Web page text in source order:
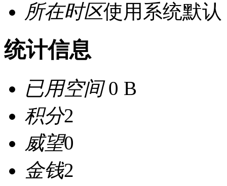
所在时区使用系统默认
统计信息
已用空间0 B
积分2
威望0
金钱2